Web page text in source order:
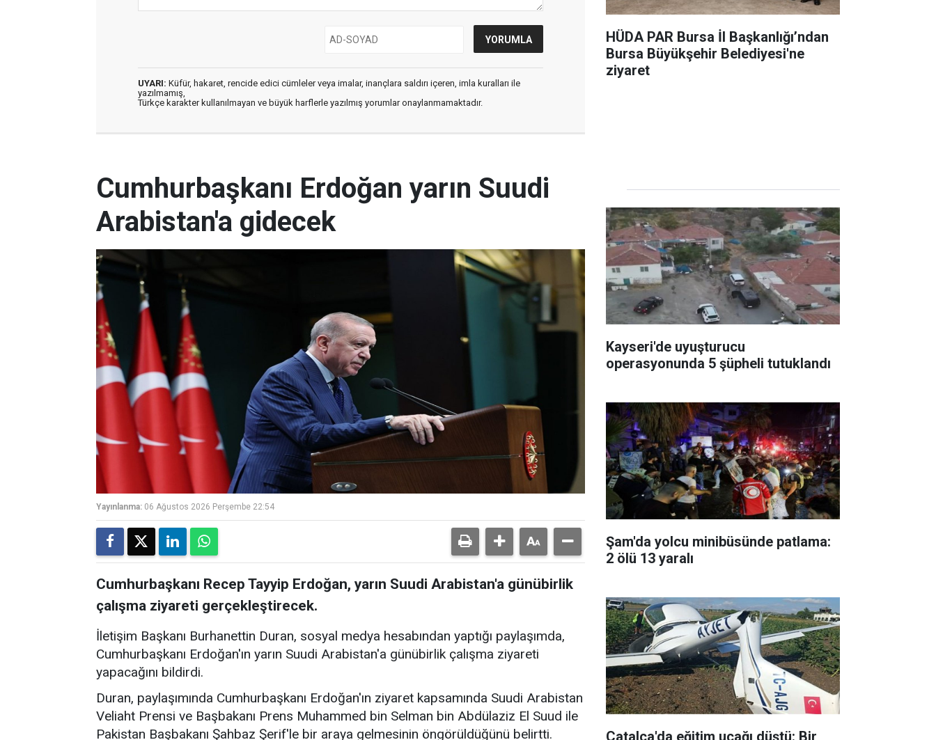
UYARI: Küfür, hakaret, rencide edici cümleler veya imalar, inançlara saldırı içeren, imla kuralları ile
yazılmamış,
Türkçe karakter kullanılmayan ve büyük harflerle yazılmış yorumlar onaylanmamaktadır.
HÜDA PAR Bursa İl Başkanlığı’ndan
Bursa Büyükşehir Belediyesi'ne
ziyaret
Cumhurbaşkanı Erdoğan yarın Suudi
Arabistan'a gidecek
Yayınlanma: 06 Ağustos 2026 Perşembe 22:54
Cumhurbaşkanı Recep Tayyip Erdoğan, yarın Suudi Arabistan'a günübirlik
çalışma ziyareti gerçekleştirecek.
İletişim Başkanı Burhanettin Duran, sosyal medya hesabından yaptığı paylaşımda,
Cumhurbaşkanı Erdoğan'ın yarın Suudi Arabistan'a günübirlik çalışma ziyareti
yapacağını bildirdi.
Duran, paylaşımında Cumhurbaşkanı Erdoğan'ın ziyaret kapsamında Suudi Arabistan
Veliaht Prensi ve Başbakanı Prens Muhammed bin Selman bin Abdülaziz El Suud ile
Pakistan Başbakanı Şahbaz Şerif'le bir araya gelmesinin öngörüldüğünü belirtti.
Kayseri'de uyuşturucu
operasyonunda 5 şüpheli tutuklandı
Şam'da yolcu minibüsünde patlama:
2 ölü 13 yaralı
Çatalca'da eğitim uçağı düştü: Bir